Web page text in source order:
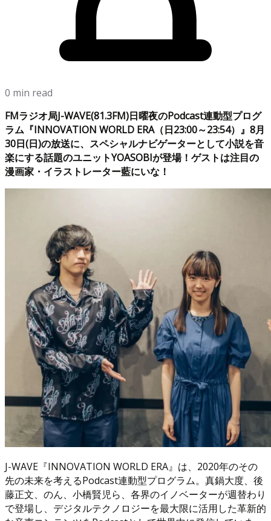
0 min read
FMラジオ局J-WAVE(81.3FM)日曜夜のPodcast連動型プログ
ラム『INNOVATION WORLD ERA（日23:00～23:54）』8月
30日(日)の放送に、スペシャルナビゲーターとして小説を音
楽にする話題のユニットYOASOBIが登場！ゲストは注目の
漫画家・イラストレーター藍にいな！
J-WAVE『INNOVATION WORLD ERA』は、2020年のその
先の未来を考えるPodcast連動型プログラム。真鍋大度、後
藤正文、のん、小橋賢児ら、各界のイノベーターが週替わり
で登場し、デジタルテクノロジーを最大限に活用した革新的